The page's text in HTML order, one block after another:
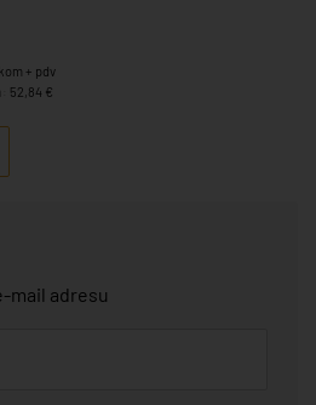
+ pdv
52,84 €
mail adresu